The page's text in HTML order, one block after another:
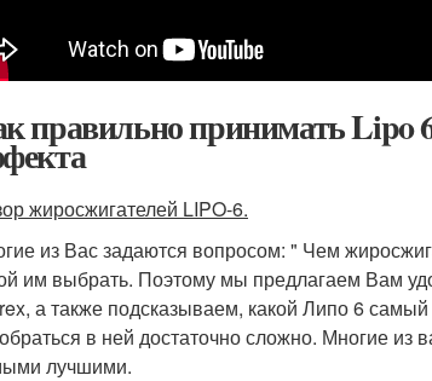
правильно принимать Lipo
жиросжигателей LIPO-6.
из Вас задаются вопросом: " Чем
им выбрать. Поэтому мы предлагаем Вам
а также подсказываем, какой Липо 6
в ней достаточно сложно. Многие из
лучшими.